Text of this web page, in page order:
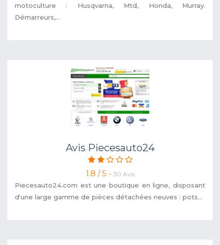
motoculture : Husqvarna, Mtd, Honda, Murray.
Démarreurs,...
Avis Piecesauto24
1.8 / 5 - 30 Avis
Piecesauto24.com est une boutique en ligne, disposant
d'une large gamme de pièces détachées neuves : pots...